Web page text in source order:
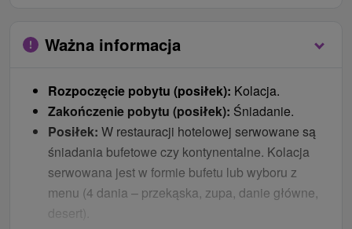
centrum odnowy biologicznej
parking
dzieci
Dzieci do 3,99 lat bez prawa do łóżka i usług
bezpłatnie.
1 dziecko do 11,99 lat na dodatkowym łóżku lub w
pokoju rodzinnym bezpłatnie.
Ważna informacja
Rozpoczęcie pobytu (posiłek): Kolacja.
Zakończenie pobytu (posiłek): Śniadanie.
Posiłek: W restauracji hotelowej serwowane są
śniadania bufetowe czy kontynentalne. Kolacja
serwowana jest w formie bufetu lub wyboru z
menu (4 dania – przekąska, zupa, danie główne,
desert).